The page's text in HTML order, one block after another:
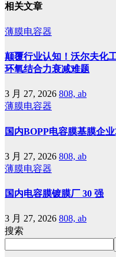
相关文章
薄膜电容器
颠覆行业认知！沃尔夫化
环氧结合力衰减难题
3 月 27, 2026 808, ab
薄膜电容器
国内BOPP电容膜基膜企
3 月 27, 2026 808, ab
薄膜电容器
国内电容膜镀膜厂 30 强
3 月 27, 2026 808, ab
搜索